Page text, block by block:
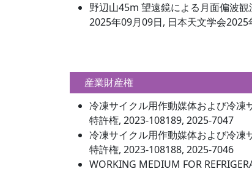
野辺山45m 望遠鏡による月面偏波観
2025年09月09日, 日本天文学会2025
産業財産権
冷凍サイクル用作動媒体および冷凍
特許権, 2023-108189, 2025-7047
冷凍サイクル用作動媒体および冷凍
特許権, 2023-108188, 2025-7046
WORKING MEDIUM FOR